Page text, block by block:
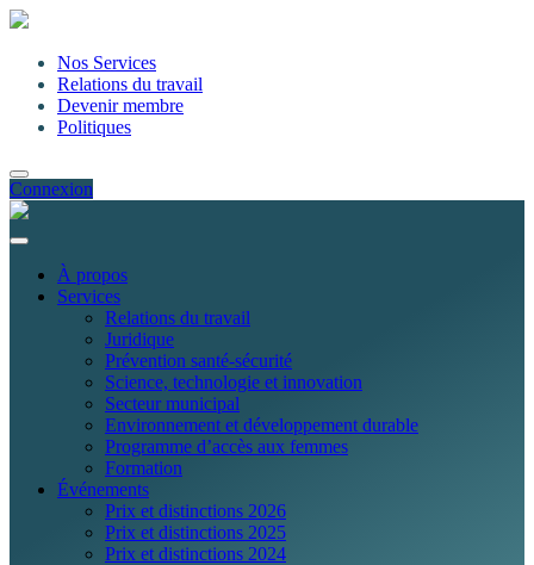
Nos Services
Relations du travail
Devenir membre
Politiques
Connexion
À propos
Services
Relations du travail
Juridique
Prévention santé-sécurité
Science, technologie et innovation
Secteur municipal
Environnement et développement durable
Programme d’accès aux femmes
Formation
Événements
Prix et distinctions 2026
Prix et distinctions 2025
Prix et distinctions 2024